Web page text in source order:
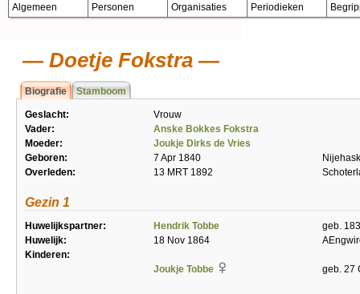
Algemeen Personen Organisaties Periodieken
Doetje Fokstra
Biografie Stamboom
Geslacht:
Vrouw
Vader:
Anske Bokkes Fokstra
Moeder:
Joukje Dirks de Vries
Geboren:
7 Apr 1840
Overleden:
13 MRT 1892
Gezin 1
Huwelijkspartner: Hendrik Tobbe
geb.
Huwelijk:
18 Nov 1864
Kinderen:
Joukje Tobbe
geb. 27